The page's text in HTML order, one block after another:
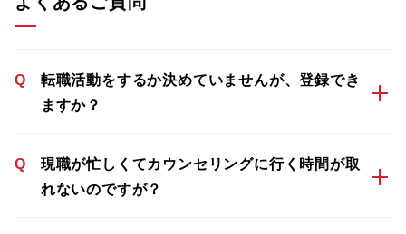
Q
転職活動をするか決めていませんが、登録でき
ますか？
Q
現職が忙しくてカウンセリングに行く時間が取
れないのですが？